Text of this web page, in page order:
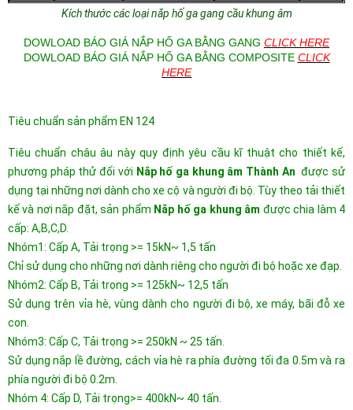
Kích thước các loại nắp hố ga gang cầu khung âm
DOWLOAD BÁO GIÁ NẮP HỐ GA BẰNG GANG CLICK HERE
DOWLOAD BÁO GIÁ NẮP HỐ GA BẰNG COMPOSITE CLICK
HERE
Tiêu chuẩn sản phẩm EN 124
Tiêu chuẩn châu âu này quy định yêu cầu kĩ thuật cho thiết kế,
phương pháp thử đối với Nắp hố ga khung âm Thành An được sử
dụng tại những nơi dành cho xe cộ và người đi bộ. Tùy theo tải thiết
kế và nơi nắp đặt, sản phẩm Nắp hố ga khung âm được chia làm 4
cấp: A,B,C,D.
Nhóm1: Cấp A, Tải trọng >= 15kN~ 1,5 tấn
Chỉ sử dụng cho những nơi dành riêng cho người đi bộ hoặc xe đạp.
Nhóm2: Cấp B, Tải trọng >= 125kN~ 12,5 tấn
Sử dụng trên vỉa hè, vùng dành cho người đi bộ, xe máy, bãi đỗ xe
con.
Nhóm3: Cấp C, Tải trọng >= 250kN ~ 25 tấn.
Sử dụng nắp lề đường, cách vỉa hè ra phía đường tối đa 0.5m và ra
phía người đi bộ 0.2m.
Nhóm 4: Cấp D, Tải trọng>= 400kN~ 40 tấn.